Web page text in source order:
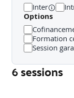
INTRODUCTION
Définitions
qu’on sait / ne
Inter
Options
Formation
Session
6 sessions